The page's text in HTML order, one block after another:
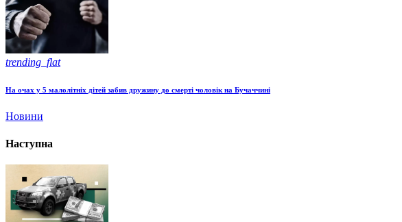
trending_flat
На очах у 5 малолітніх дітей забив дружину до смерті чоловік на Бучаччині
Новини
Наступна